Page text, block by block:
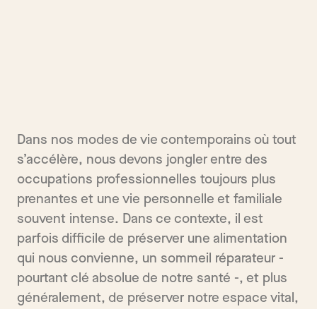
Dans nos modes de vie contemporains où tout
s’accélère, nous devons jongler entre des
occupations professionnelles toujours plus
prenantes et une vie personnelle et familiale
souvent intense. Dans ce contexte, il est
parfois difficile de préserver une alimentation
qui nous convienne, un sommeil réparateur -
pourtant clé absolue de notre santé -, et plus
généralement, de préserver notre espace vital,